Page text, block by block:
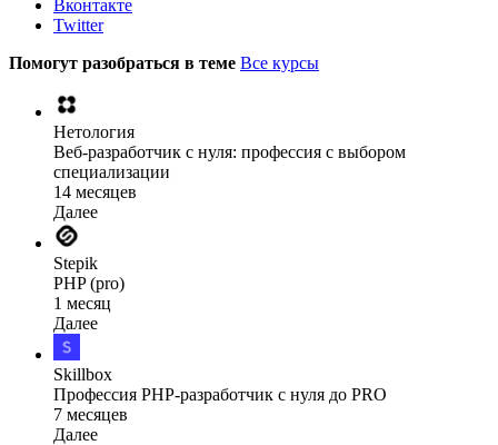
Вконтакте
Twitter
Помогут разобраться в теме Все курсы
Нетология
Веб-разработчик с нуля: профессия с выбором
специализации
14 месяцев
Далее
Stepik
PHP (pro)
1 месяц
Далее
Skillbox
Профессия PHP-разработчик с нуля до PRO
7 месяцев
Далее